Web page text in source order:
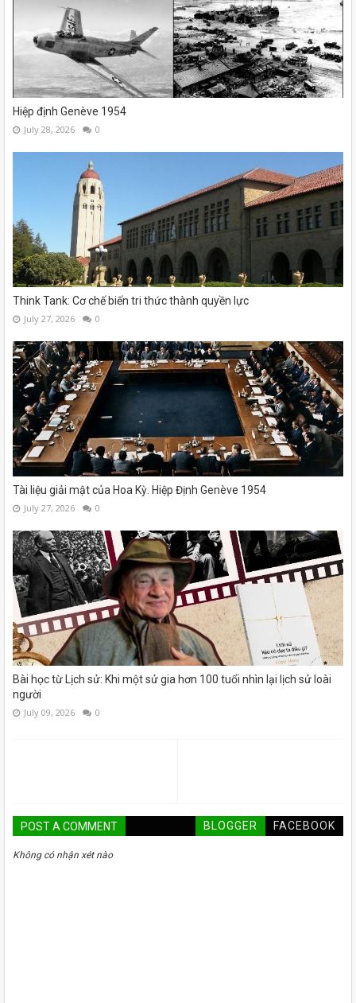
Hiệp định Genève 1954
July 28, 2026 0
Think Tank: Cơ chế biến tri thức thành quyền lực
July 27, 2026 0
Tài liệu giải mật của Hoa Kỳ. Hiệp Định Genève 1954
July 27, 2026 0
Bài học từ Lịch sử: Khi một sử gia hơn 100 tuổi nhìn lại lịch sử loài
người
July 09, 2026 0
POST A COMMENT BLOGGER FACEBOOK
Không có nhận xét nào